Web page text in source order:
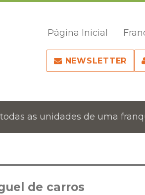
Página Inicial
NEWSLETTER
as unidades de uma
de carros